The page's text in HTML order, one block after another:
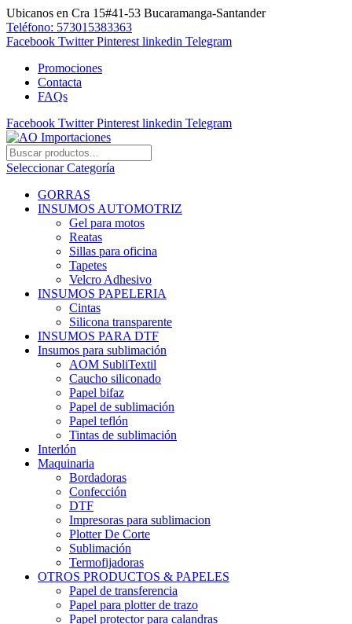
Ubicanos en Cra 15#41-53 Bucaramanga-Santander
Teléfono: 573015383363
Facebook Twitter Pinterest linkedin Telegram
Promociones
Contacta
FAQs
Facebook Twitter Pinterest linkedin Telegram
Seleccionar Categoría
GORRAS
INSUMOS AUTOMOTRIZ
Gel para motos
Reatas
Sillas para oficina
Tapetes
Velcro Adhesivo
INSUMOS PAPELERIA
Cintas
Silicona transparente
INSUMOS PARA DTF
Insumos para sublimación
AOM SubliTextil
Caucho siliconado
Papel bifaz
Papel de sublimación
Papel teflón
Tintas de sublimación
Interlón
Maquinaria
Bordadoras
Confección
DTF
Impresoras para sublimacion
Plotter De Corte
Sublimación
Termofijadoras
OTROS PRODUCTOS & PAPELES
Papel de transferencia
Papel para plotter de trazo
Papel protector para calandras